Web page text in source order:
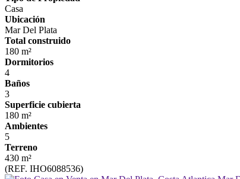
Casa
Ubicación
Mar Del Plata
Total construido
180 m²
Dormitorios
4
Baños
3
Superficie cubierta
180 m²
Ambientes
5
Terreno
430 m²
(REF. IHO6088536)